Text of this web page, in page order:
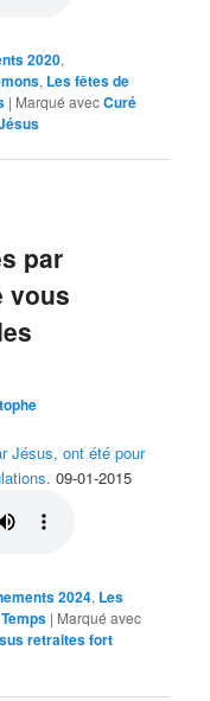
2020,
, Les fêtes de
| Marqué avecCuré
par
vous
Jésus, ont été pour
09-01-2015
2024, Les
| Marqué avec
retraites fort